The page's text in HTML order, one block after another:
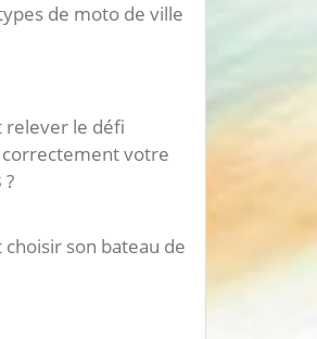
de moto de ville
relever le défi
correctement votre
son bateau de